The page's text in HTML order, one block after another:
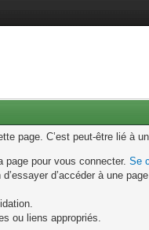
page. C’est peut-être lié à
page pour vous connecter.Se
d’accéder à une
ou liens appropriés.